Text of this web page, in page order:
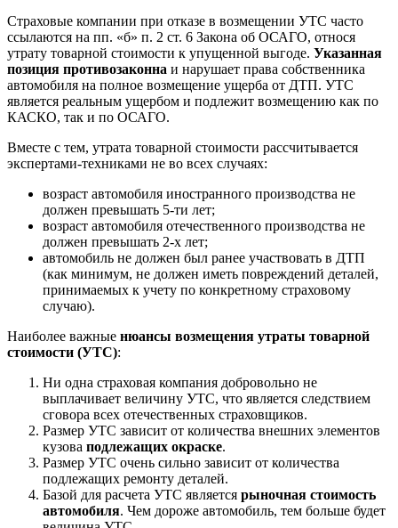
Страховые компании при отказе в возмещении УТС часто
ссылаются на пп. «б» п. 2 ст. 6 Закона об ОСАГО, относя
утрату товарной стоимости к упущенной выгоде. Указанная
позиция противозаконна и нарушает права собственника
автомобиля на полное возмещение ущерба от ДТП. УТС
является реальным ущербом и подлежит возмещению как по
КАСКО, так и по ОСАГО.
Вместе с тем, утрата товарной стоимости рассчитывается
экспертами-техниками не во всех случаях:
возраст автомобиля иностранного производства не
должен превышать 5-ти лет;
возраст автомобиля отечественного производства не
должен превышать 2-х лет;
автомобиль не должен был ранее участвовать в ДТП
(как минимум, не должен иметь повреждений деталей,
принимаемых к учету по конкретному страховому
случаю).
Наиболее важные нюансы возмещения утраты товарной
стоимости (УТС):
Ни одна страховая компания добровольно не
выплачивает величину УТС, что является следствием
сговора всех отечественных страховщиков.
Размер УТС зависит от количества внешних элементов
кузова подлежащих окраске.
Размер УТС очень сильно зависит от количества
подлежащих ремонту деталей.
Базой для расчета УТС является рыночная стоимость
автомобиля. Чем дороже автомобиль, тем больше будет